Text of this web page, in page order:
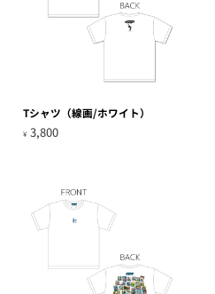
Tシャツ（線画/ホワイト）
¥ 3,800